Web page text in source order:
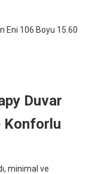
Eni 106 Boyu 15.60
Duvar
Konforlu
minimal ve